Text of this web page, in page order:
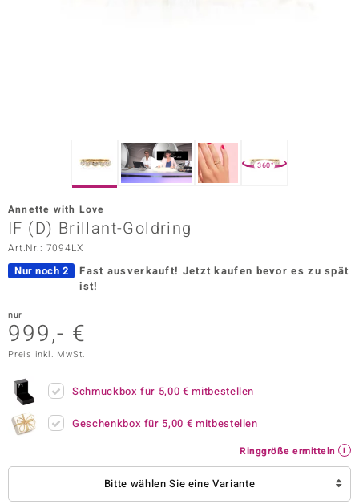
Vogue
360°
Annette with Love
IF (D) Brillant-Goldring
Art.Nr.: 7094LX
Nur noch 2 Fast ausverkauft! Jetzt kaufen bevor es zu spät
ist!
nur
999,- €
Preis inkl. MwSt.
Schmuckbox für 5,00 € mitbestellen
Geschenkbox für 5,00 € mitbestellen
Ringgröße ermitteln
Bitte wählen Sie eine Variante